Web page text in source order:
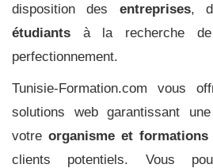
disposition des entreprises,
étudiants à la recherche
perfectionnement.
Tunisie-Formation.com vous
solutions web garantissant
votre organisme et formations
clients potentiels. Vous